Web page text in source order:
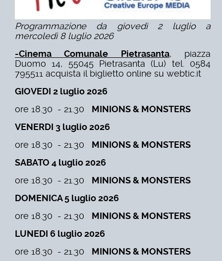
Programmazione da giovedì 2 luglio a
mercoledì 8 luglio 2026
-Cinema Comunale Pietrasanta, piazza
Duomo 14, 55045 Pietrasanta (Lu) tel. 0584
795511 acquista il biglietto online su webtic.it
GIOVEDI 2 luglio 2026
ore 18.30 - 21.30 MINIONS & MONSTERS
VENERDI 3 luglio 2026
ore 18.30 - 21.30 MINIONS & MONSTERS
SABATO 4 luglio 2026
ore 18.30 - 21.30 MINIONS & MONSTERS
DOMENICA 5 luglio 2026
ore 18.30 - 21.30 MINIONS & MONSTERS
LUNEDI 6 luglio 2026
ore 18.30 - 21.30 MINIONS & MONSTERS